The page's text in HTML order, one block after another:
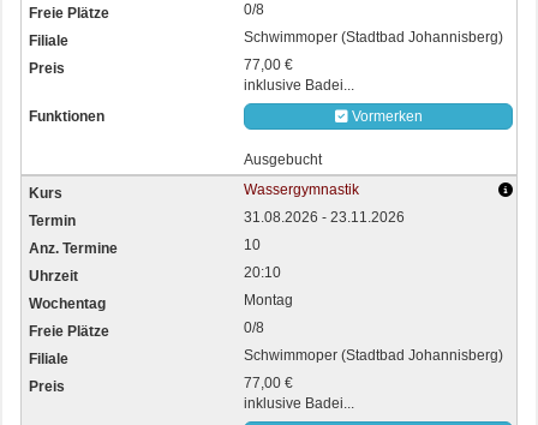
0/8
Schwimmoper (Stadtbad Johannisberg)
77,00 €
inklusive Badei...
Vormerken
Ausgebucht
Wassergymnastik
31.08.2026 - 23.11.2026
10
20:10
Montag
0/8
Schwimmoper (Stadtbad Johannisberg)
77,00 €
inklusive Badei...